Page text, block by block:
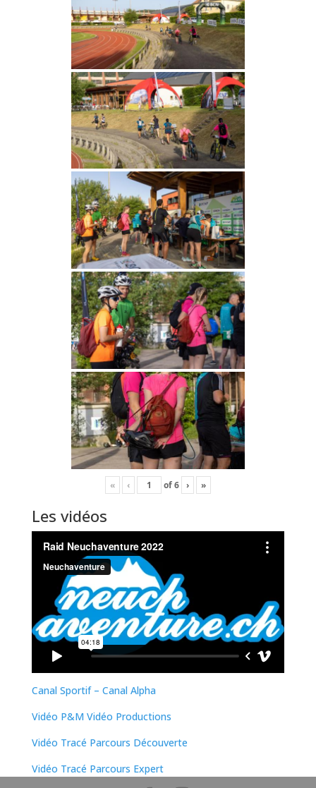
« ‹ of6 › »
Les vidéos
Canal Sportif – Canal Alpha
Vidéo P&M Vidéo Productions
Vidéo Tracé Parcours Découverte
Vidéo Tracé Parcours Expert